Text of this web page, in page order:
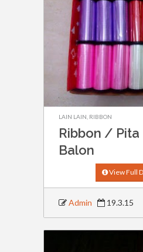
LAIN LAIN RIBBON
Ribbon / Pita
Balon
View Full
Admin 19.3.15